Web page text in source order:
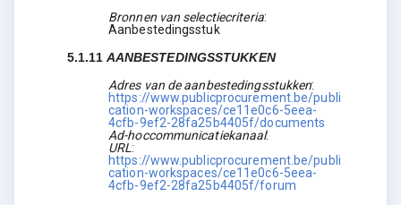
Bronnen van selectiecriteria:
Aanbestedingsstuk
5.1.11 AANBESTEDINGSSTUKKEN
Adres van de aanbestedingsstukken:
https://www.publicprocurement.be/publi
cation-workspaces/ce11e0c6-5eea-
4cfb-9ef2-28fa25b4405f/documents
Ad-hoccommunicatiekanaal:
URL:
https://www.publicprocurement.be/publi
cation-workspaces/ce11e0c6-5eea-
4cfb-9ef2-28fa25b4405f/forum